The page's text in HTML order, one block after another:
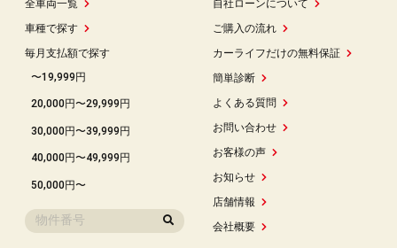
全車両一覧
車種で探す
毎月支払額で探す
〜19,999円
20,000円〜29,999円
30,000円〜39,999円
40,000円〜49,999円
50,000円〜
自社ローンについて
ご購入の流れ
カーライフだけの無料保証
簡単診断
よくある質問
お問い合わせ
お客様の声
お知らせ
店舗情報
会社概要